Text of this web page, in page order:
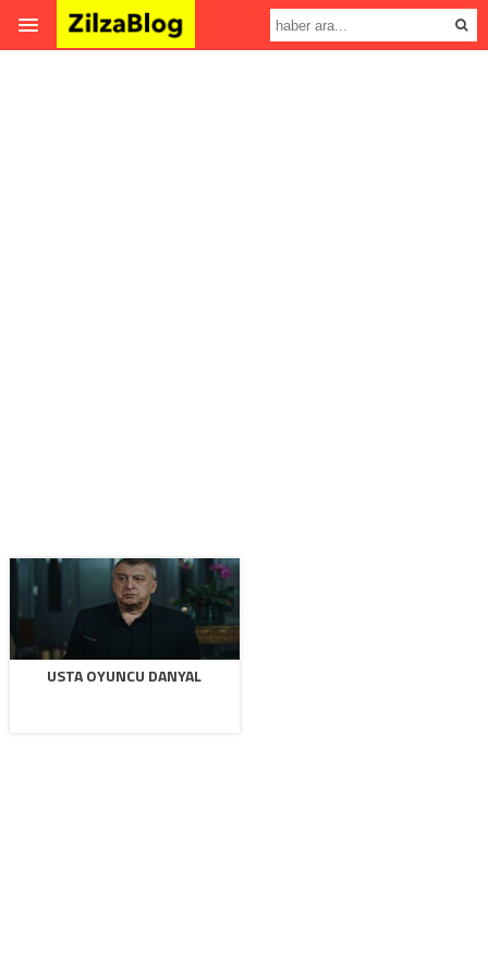
USTA OYUNCU DANYAL